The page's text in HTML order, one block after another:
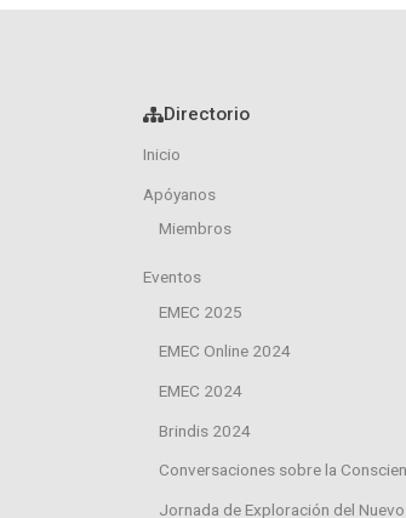
Directorio
Inicio
Apóyanos
Miembros
Eventos
EMEC 2025
EMEC Online 2024
EMEC 2024
Brindis 2024
Conversaciones sobre la
Jornada de Exploración del